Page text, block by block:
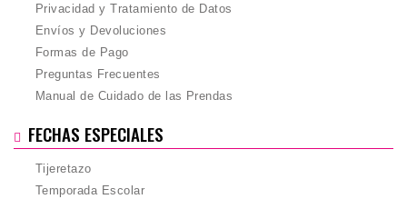
Privacidad y Tratamiento de Datos
Envíos y Devoluciones
Formas de Pago
Preguntas Frecuentes
Manual de Cuidado de las Prendas
FECHAS ESPECIALES
Tijeretazo
Temporada Escolar